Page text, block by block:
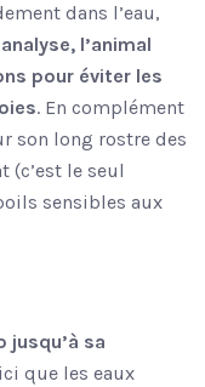
dans l’eau,
l’animal
pour éviter les
. En complément
son long rostre des
(c’est le seul
sensibles aux
jusqu’à sa
ici que les eaux